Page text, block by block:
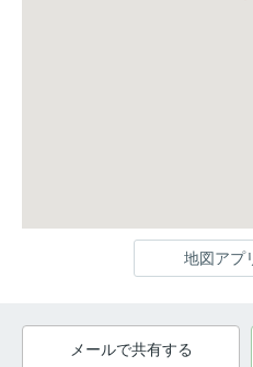
地図アプ
メールで共有する